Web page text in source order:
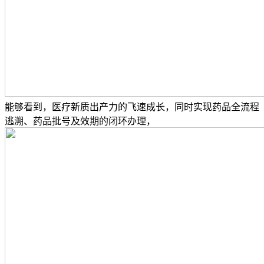
能够看到，医疗新质出产力的飞速成长，同时实现药品全流程
逃溯、药品批号及效期的闭环办理，